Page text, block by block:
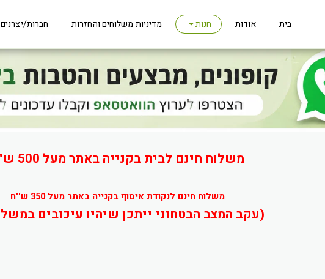
משלוח חינם לבית בקנייה באתר מעל 500 ש"ח
משלוח חינם לנקודת איסוף בקנייה באתר מעל 350 ש''ח
(עקב המצב הבטחוני ייתכן שיהיו עיכובים
בית אודות חנות מדיניות משלוחים והחזרות חברות/יצרנים